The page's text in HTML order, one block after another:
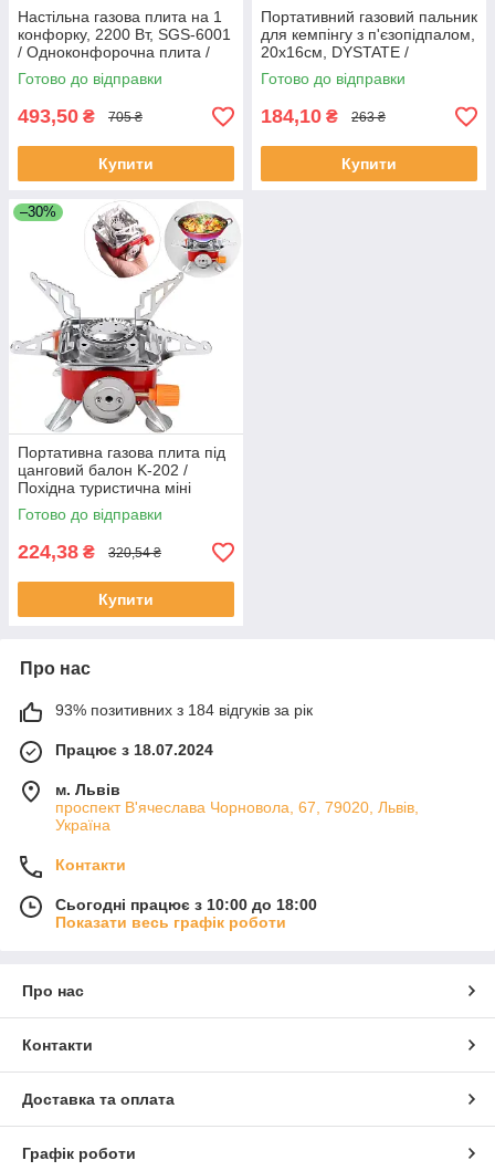
Настільна газова плита на 1
конфорку, 2200 Вт, SGS-6001
/ Одноконфорочна плита /
Плита для кемпінгу
Готово до відправки
493,50 ₴ 705 ₴
Купити
Портативний газовий пальник
для кемпінгу з п'єзопідпалом,
20х16см, DYSTATE /
Туристична газова плита
Готово до відправки
184,10 ₴ 263 ₴
Купити
–30%
Портативна газова плита під
цанговий балон K-202 /
Похідна туристична міні
плита
Готово до відправки
224,38 ₴ 320,54 ₴
Купити
Про нас
93% позитивних з 184 відгуків за рік
Працює з 18.07.2024
м. Львів
проспект В'ячеслава Чорновола, 67, 79020, Львів,
Україна
Контакти
Сьогодні працює з 10:00 до 18:00
Показати весь графік роботи
Про нас
Контакти
Доставка та оплата
Графік роботи